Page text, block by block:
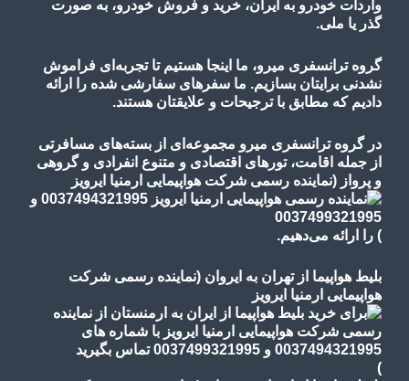
واردات خودرو به ایران، خرید و فروش خودرو، به صورت
گذر یا ملی.
گروه ترانسفری میرو، ما اینجا هستیم تا تجربه‌ای فراموش
نشدنی برایتان بسازیم. ما سفرهای سفارشی شده را ارائه
دادیم که مطابق با ترجیحات و علایقتان هستند.
در گروه ترانسفری میرو مجموعه‌ای از بسته‌های مسافرتی
از جمله اقامت، تورهای اقتصادی و متنوع انفرادی و گروهی
و پرواز (نماینده رسمی شرکت هواپیمایی ارمنیا ایرویز
) را ارائه می‌دهیم.
بلیط هواپیما از تهران به ایروان (نماینده رسمی شرکت
هواپیمایی ارمنیا ایرویز
)